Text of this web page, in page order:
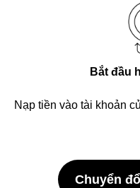
Bắt đầu
Nạp tiền vào tài khoản
Chuyển